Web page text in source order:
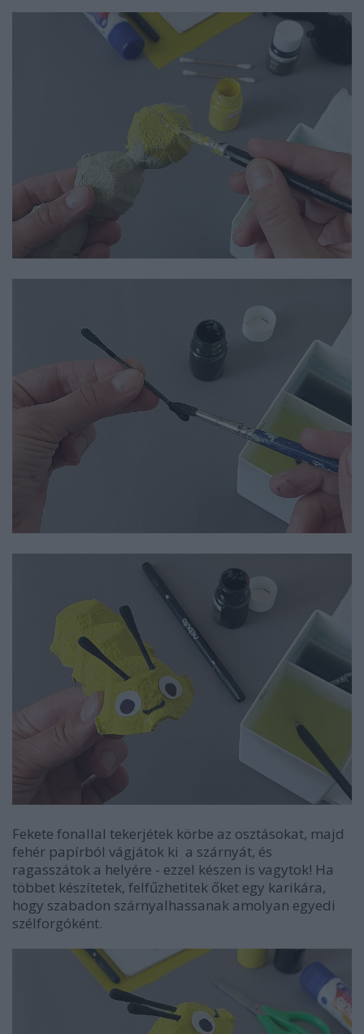
Fekete fonallal tekerjétek körbe az osztásokat, majd
fehér papírból vágjátok ki a szárnyát, és
ragasszátok a helyére - ezzel készen is vagytok! Ha
többet készítetek, felfűzhetitek őket egy karikára,
hogy szabadon szárnyalhassanak amolyan egyedi
szélforgóként.